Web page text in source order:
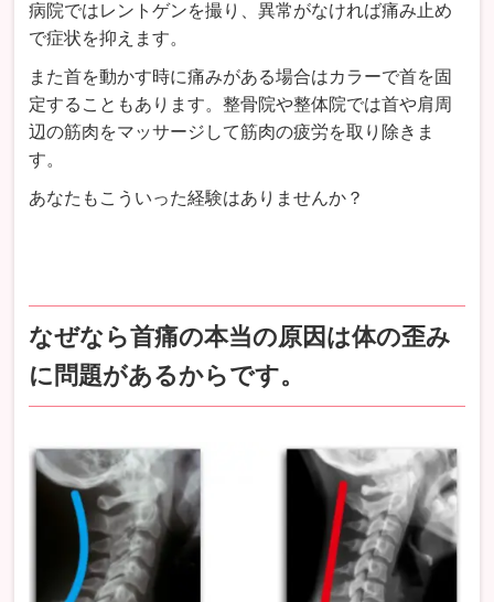
病院ではレントゲンを撮り、異常がなければ痛み止め
で症状を抑えます。
また首を動かす時に痛みがある場合はカラーで首を固
定することもあります。整骨院や整体院では首や肩周
辺の筋肉をマッサージして筋肉の疲労を取り除きま
す。
あなたもこういった経験はありませんか？
なぜなら首痛の本当の原因は体の歪み
に問題があるからです。